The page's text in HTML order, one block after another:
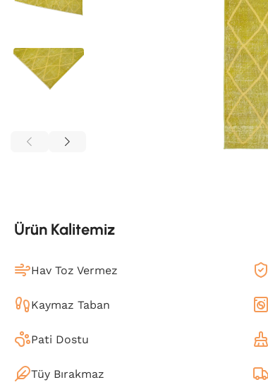
Ürün Kalitemiz
Hav Toz Vermez
Kaymaz Taban
Pati Dostu
Tüy Bırakmaz